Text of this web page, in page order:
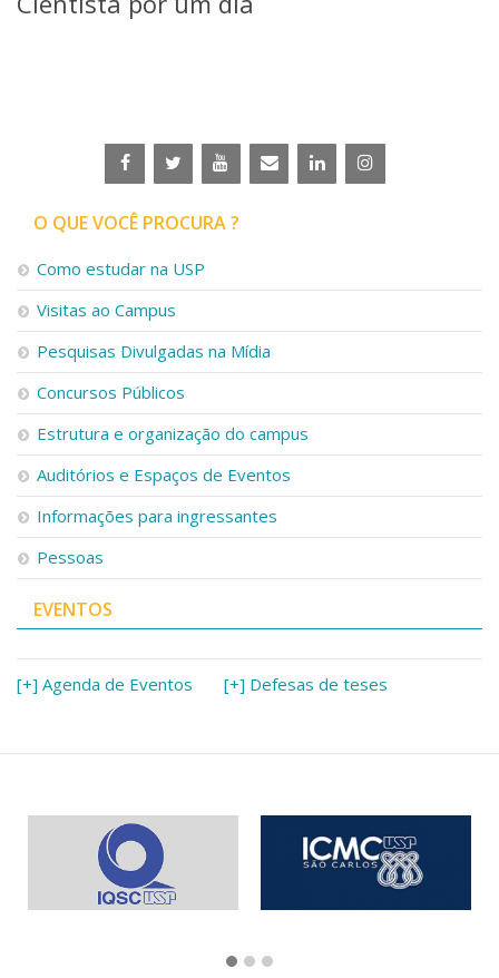
O QUE VOCÊ PROCURA ?
Como estudar na USP
Visitas ao Campus
Pesquisas Divulgadas na Mídia
Concursos Públicos
Estrutura e organização do campus
Auditórios e Espaços de Eventos
Informações para ingressantes
Pessoas
EVENTOS
[+] Agenda de Eventos [+] Defesas de teses